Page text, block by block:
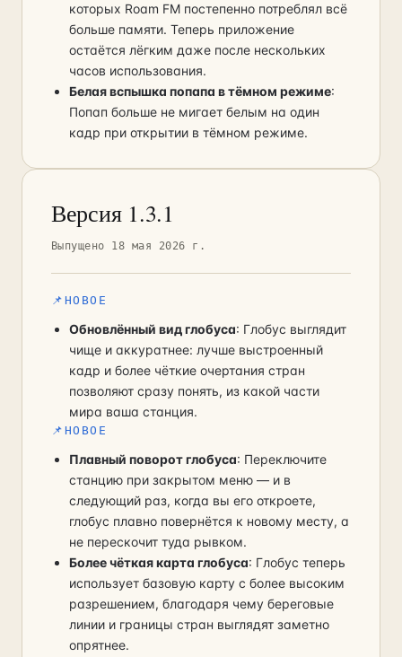
которых Roam FM постепенно потреблял всё
больше памяти. Теперь приложение
остаётся лёгким даже после нескольких
часов использования.
Белая вспышка попапа в тёмном режиме:
Попап больше не мигает белым на один
кадр при открытии в тёмном режиме.
Версия 1.3.1
Выпущено 18 мая 2026 г.
📌 НОВОЕ
Обновлённый вид глобуса: Глобус выглядит
чище и аккуратнее: лучше выстроенный
кадр и более чёткие очертания стран
позволяют сразу понять, из какой части
мира ваша станция.
📌 НОВОЕ
Плавный поворот глобуса: Переключите
станцию при закрытом меню — и в
следующий раз, когда вы его откроете,
глобус плавно повернётся к новому месту, а
не перескочит туда рывком.
Более чёткая карта глобуса: Глобус теперь
использует базовую карту с более высоким
разрешением, благодаря чему береговые
линии и границы стран выглядят заметно
опрятнее.